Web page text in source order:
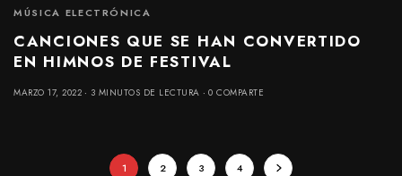
MÚSICA ELECTRÓNICA
CANCIONES QUE SE HAN CONVERTIDO
EN HIMNOS DE FESTIVAL
MARZO 17, 2022 3 MINUTOS DE LECTURA 0 COMPARTE
1 2 3 4